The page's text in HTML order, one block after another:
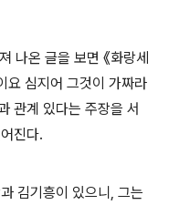
나온 글을 보면 《화랑세
요 심지어 그것이 가짜라
관계 있다는 주장을 서
진다.
김기흥이 있으니, 그는